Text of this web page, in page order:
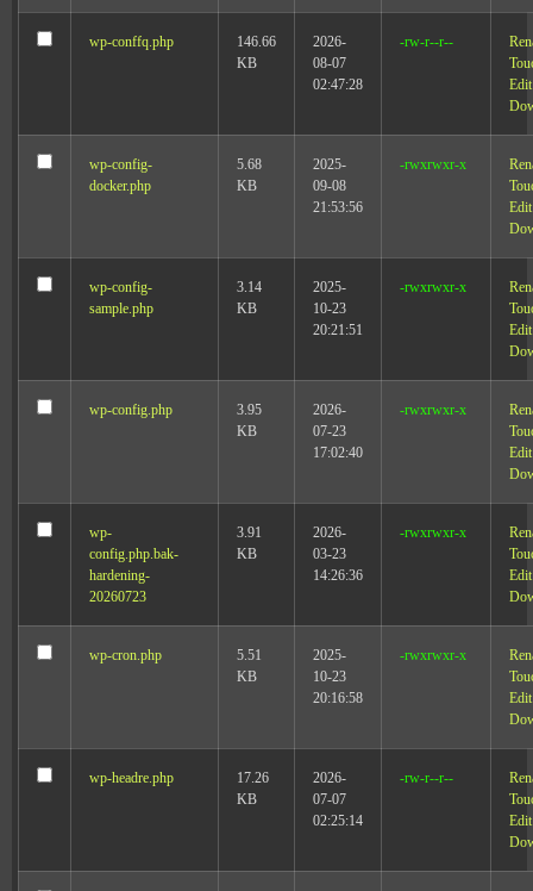
wp-conffq.php
146.66
KB
2026-
08-07
02:47:28
-rw-r--r--
Edit
wp-config-
docker.php
5.68
KB
2025-
09-08
21:53:56
-rwxrwxr-x
Edit
wp-config-
sample.php
3.14
KB
2025-
10-23
20:21:51
-rwxrwxr-x
Edit
wp-config.php
3.95
KB
2026-
07-23
17:02:40
-rwxrwxr-x
Edit
wp-
config.php.bak-
hardening-
20260723
3.91
KB
2026-
03-23
14:26:36
-rwxrwxr-x
Edit
wp-cron.php
5.51
KB
2025-
10-23
20:16:58
-rwxrwxr-x
Edit
wp-headre.php
17.26
KB
2026-
07-07
02:25:14
-rw-r--r--
Edit